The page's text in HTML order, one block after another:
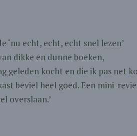
‘nu echt, echt, echt snel lezen’
dikke en dunne boeken,
geleden kocht en die ik pas net
beviel heel goed. Een mini-
overslaan.’